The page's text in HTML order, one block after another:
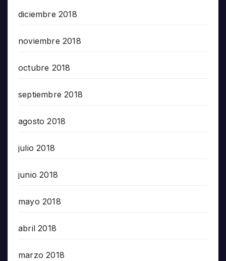
diciembre 2018
noviembre 2018
octubre 2018
septiembre 2018
agosto 2018
julio 2018
junio 2018
mayo 2018
abril 2018
marzo 2018